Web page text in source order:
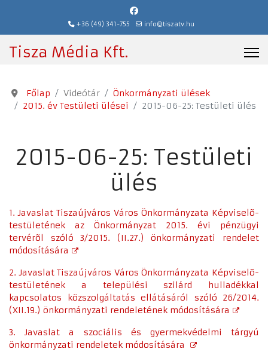
+36 (49) 341-755 info@tiszatv.hu
Tisza Média Kft.
Főlap Videótár
Önkormányzati ülések
2015. év Testületi ülései
2015-06-25: Testületi ülés
2015-06-25: Testületi
ülés
1. Javaslat Tiszaújváros Város Önkormányzata Képviselõ-
testületének az Önkormányzat 2015. évi pénzügyi
tervérõl szóló 3/2015. (II.27.) önkormányzati rendelet
módosítására
2. Javaslat Tiszaújváros Város Önkormányzata Képviselõ-
testületének a települési szilárd hulladékkal
kapcsolatos közszolgáltatás ellátásáról szóló 26/2014.
(XII.19.) önkormányzati rendeletének módosítására
3. Javaslat a szociális és gyermekvédelmi tárgyú
önkormányzati rendeletek módosítására